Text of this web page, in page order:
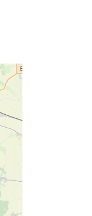
f6d